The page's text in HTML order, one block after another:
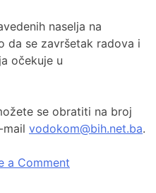
naselja na
da se završetak radova i
očekuje u
se obratiti na broj
vodokom@bih.net.ba.
a Comment